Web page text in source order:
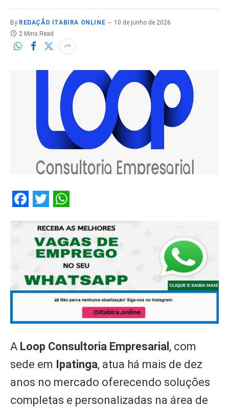
By REDAÇÃO ITABIRA ONLINE
10 de junho de 2026
2 Mins Read
A Loop Consultoria Empresarial , com
sede em Ipatinga, atua há mais de dez
anos no mercado oferecendo soluções
completas e personalizadas na área de